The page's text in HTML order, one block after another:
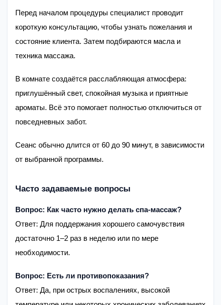
Перед началом процедуры специалист проводит
короткую консультацию, чтобы узнать пожелания и
состояние клиента. Затем подбираются масла и
техника массажа.
В комнате создаётся расслабляющая атмосфера:
приглушённый свет, спокойная музыка и приятные
ароматы. Всё это помогает полностью отключиться от
повседневных забот.
Сеанс обычно длится от 60 до 90 минут, в зависимости
от выбранной программы.
Часто задаваемые вопросы
Вопрос: Как часто нужно делать спа-массаж?
Ответ: Для поддержания хорошего самочувствия
достаточно 1–2 раз в неделю или по мере
необходимости.
Вопрос: Есть ли противопоказания?
Ответ: Да, при острых воспалениях, высокой